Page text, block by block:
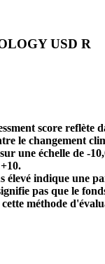
USD R
score reflète
le changement
une échelle de -
élevé indique une
pas que le
cette méthode